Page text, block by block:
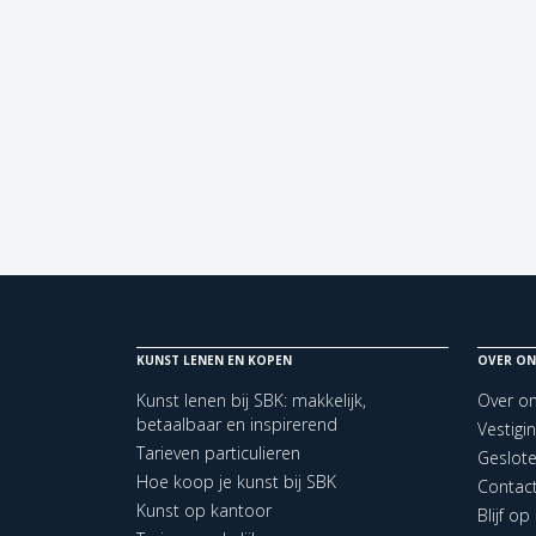
KUNST LENEN EN KOPEN
Kunst lenen bij SBK: makkelijk,
betaalbaar en inspirerend
Tarieven particulieren
Hoe koop je kunst bij SBK
Kunst op kantoor
OVER
Over
Blijf op